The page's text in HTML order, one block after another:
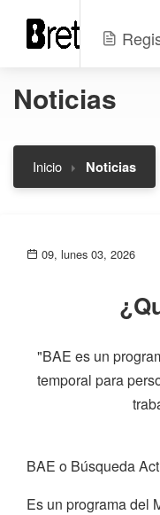
Noticias
Inicio Noticias
09, lunes 03, 2026
"BAE es un
temporal para
BAE o Búsqueda
Es un programa del